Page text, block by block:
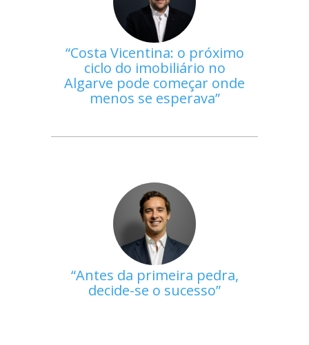
Costa Vicentina: o próximo
ciclo do imobiliário no
Algarve pode começar onde
menos se esperava
Antes da primeira pedra,
decide-se o sucesso